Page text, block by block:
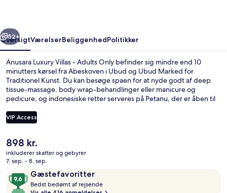
Næste
52+
OversigtVærelserBeliggenhedPolitikker
Anusara Luxury Villas - Adults Only befinder sig mindre end 10
minutters kørsel fra Abeskoven i Ubud og Ubud Marked for
Traditionel Kunst. Du kan besøge spaen for at nyde godt af deep
tissue-massage, body wrap-behandlinger eller manicure og
pedicure, og indonesiske retter serveres på Petanu, der er åben til
udendørs pools, en bar/lounge og en snackbar/deli. Rejsende har
kun godt at sige om stedets hjælpsomme personale.
VIP Access
Den
nuværende
pris
898 kr.
898 kr.
inkluderer skatter og gebyrer
7. sep. - 8. sep.
AnmeldelserGæstefavoritter
9,6
ud
Bedst bedømt af rejsende